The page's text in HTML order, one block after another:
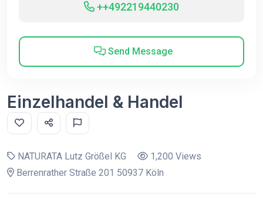
++492219440230
Send Message
Einzelhandel & Handel
NATURATA Lutz Größel KG
1,200 Views
Berrenrather Straße 201 50937 Köln